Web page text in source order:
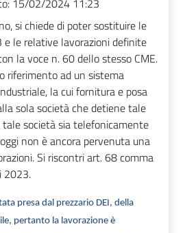
15/02/2024 11:23
si chiede di poter sostituire le
e le relative lavorazioni definite
la voce n. 60 dello stesso CME.
riferimento ad un sistema
la cui fornitura e posa
sola società che detiene tale
società sia telefonicamente
non è ancora pervenuta una
Si riscontri art. 68 comma
2023.
presa dal prezzario DEI, della
pertanto la lavorazione è